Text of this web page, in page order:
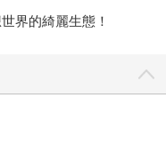
界的綺麗生態！